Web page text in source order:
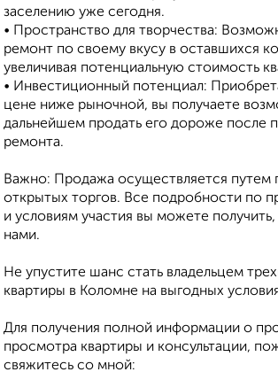
заселению уже сегодня.
• Пространство для творчества:
ремонт по своему вкусу в оставшихся
увеличивая потенциальную стоимость
• Инвестиционный потенциал:
цене ниже рыночной, вы получаете
дальнейшем продать его дороже после
ремонта.
Важно: Продажа осуществляется путем
открытых торгов. Все подробности по
и условиям участия вы можете получить,
нами.
Не упустите шанс стать владельцем
квартиры в Коломне на выгодных
Для получения полной информации о
просмотра квартиры и консультации,
свяжитесь со мной: